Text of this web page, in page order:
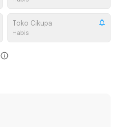
Toko Cikupa
Habis